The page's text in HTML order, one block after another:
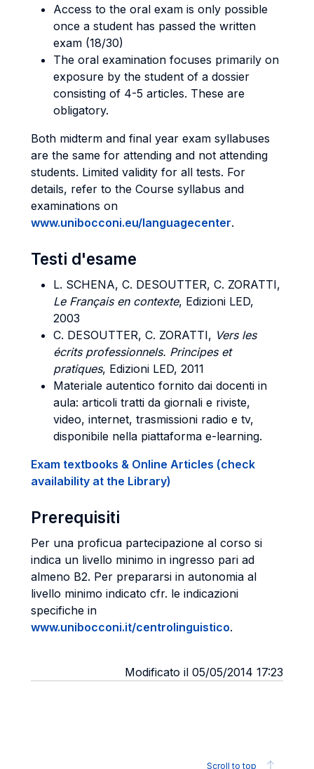
Access to the oral exam is only possible
once a student has passed the written
exam (18/30)
The oral examination focuses primarily on
exposure by the student of a dossier
consisting of 4-5 articles. These are
obligatory.
Both midterm and final year exam syllabuses
are the same for attending and not attending
students. Limited validity for all tests. For
details, refer to the Course syllabus and
examinations on
www.unibocconi.eu/languagecenter.
Testi d'esame
L. SCHENA, C. DESOUTTER, C. ZORATTI,
Le Français en contexte, Edizioni LED,
2003
C. DESOUTTER, C. ZORATTI, Vers les
écrits professionnels. Principes et
pratiques, Edizioni LED, 2011
Materiale autentico fornito dai docenti in
aula: articoli tratti da giornali e riviste,
video, internet, trasmissioni radio e tv,
disponibile nella piattaforma e-learning.
Exam textbooks & Online Articles (check
availability at the Library)
Prerequisiti
Per una proficua partecipazione al corso si
indica un livello minimo in ingresso pari ad
almeno B2. Per prepararsi in autonomia al
livello minimo indicato cfr. le indicazioni
specifiche in
www.unibocconi.it/centrolinguistico.
Modificato il 05/05/2014 17:23
Scroll to top